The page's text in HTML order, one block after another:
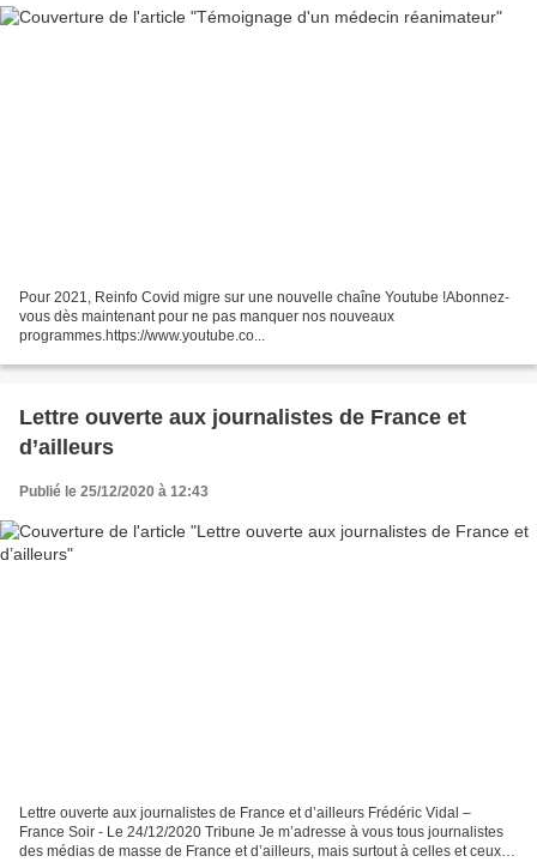
Pour 2021, Reinfo Covid migre sur une nouvelle chaîne Youtube !Abonnez-
vous dès maintenant pour ne pas manquer nos nouveaux
programmes.https://www.youtube.co...
Lettre ouverte aux journalistes de France et
d’ailleurs
Publié le 25/12/2020 à 12:43
Lettre ouverte aux journalistes de France et d’ailleurs Frédéric Vidal –
France Soir - Le 24/12/2020 Tribune Je m’adresse à vous tous journalistes
des médias de masse de France et d’ailleurs, mais surtout à celles et ceux